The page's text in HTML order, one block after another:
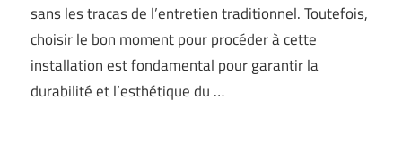
sans les tracas de l’entretien traditionnel. Toutefois,
choisir le bon moment pour procéder à cette
installation est fondamental pour garantir la
durabilité et l’esthétique du …